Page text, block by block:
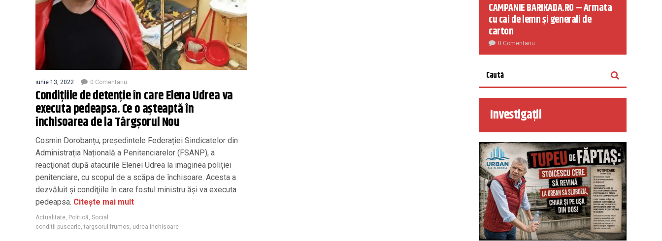
iunie 13, 2022 0 Comentariu
Condițiile de detenție în care Elena Udrea va
executa pedeapsa. Ce o așteaptă în
închisoarea de la Târgșorul Nou
Cosmin Dorobanțu, președintele Federației Sindicatelor din
Administrația Națională a Penitenciarelor (FSANP), a
reacţionat după atacurile Elenei Udrea la imaginea poliției
penitenciare, cu scopul de a scăpa de închisoare. Acesta a
dezvăluit şi condiţiile în care fostul ministru ăşi va executa
pedeapsa. Citește mai mult
Actualitate Politică Social
conditii puscarie ,targsorul frumos udrea inchisoare
CAMPANIE BARIKADA.RO – Armata
cu cai de lemn și generali de
carton
0 Comentariu
Investigații